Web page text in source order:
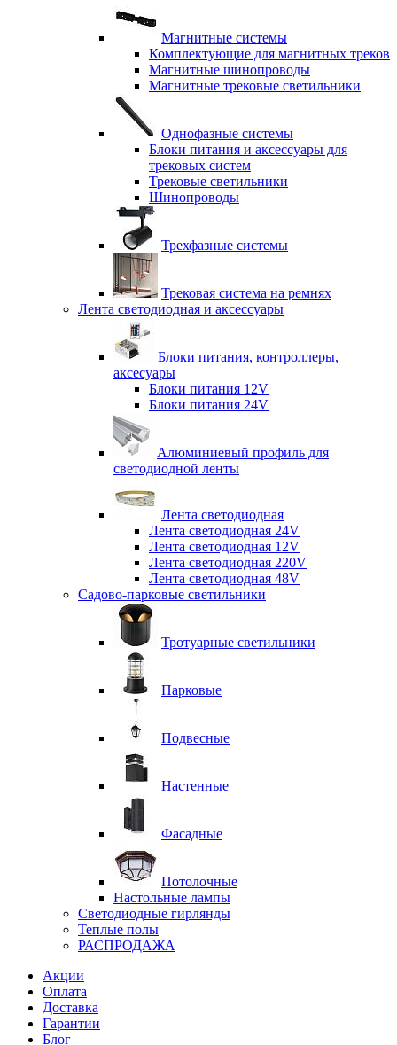
Магнитные системы
Комплектующие для магнитных треков
Магнитные шинопроводы
Магнитные трековые светильники
Однофазные системы
Блоки питания и аксессуары для
трековых систем
Трековые светильники
Шинопроводы
Трехфазные системы
Трековая система на ремнях
Лента светодиодная и аксессуары
Блоки питания, контроллеры,
аксесуары
Блоки питания 12V
Блоки питания 24V
Алюминиевый профиль для
светодиодной ленты
Лента светодиодная
Лента светодиодная 24V
Лента светодиодная 12V
Лента светодиодная 220V
Лента светодиодная 48V
Садово-парковые светильники
Тротуарные светильники
Парковые
Подвесные
Настенные
Фасадные
Потолочные
Настольные лампы
Светодиодные гирлянды
Теплые полы
РАСПРОДАЖА
Акции
Оплата
Доставка
Гарантии
Блог